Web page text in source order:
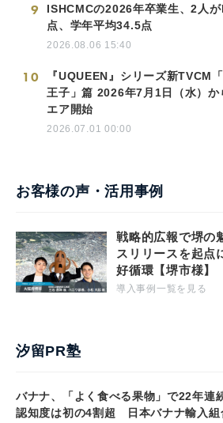
9
ISHCMCの2026年卒業生、2人
点、学年平均34.5点
2026.08.06 15:40
10
『UQUEEN』シリーズ新TVCM
王子」篇 2026年7月1日（水）か
エア開始
2026.07.01 00:00
お客様の声・活用事例
戦略的広報で堺の
スリリースを起点
好循環【堺市様】
導入事例一覧を見る
汐留PR塾
バナナ、「よく食べる果物」で22年
認知度は初の4割超 日本バナナ輸入組